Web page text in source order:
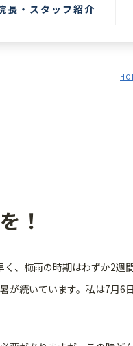
長・スタッフ紹介
！
、梅雨の時期はわずか2週
が続いています。私は7月6